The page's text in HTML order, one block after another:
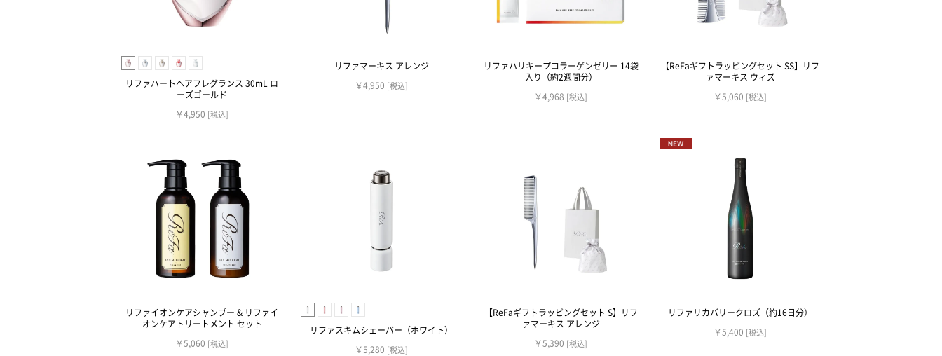
リファハートヘアフレグランス 30mL ロ
ーズゴールド
￥4,950 [税込]
リファマーキス アレンジ
￥4,950 [税込]
リファハリキープコラーゲンゼリー 14袋
入り（約2週間分）
￥4,968 [税込]
【ReFaギフトラッピングセット SS】リフ
ァマーキス ウィズ
￥5,060 [税込]
リファイオンケアシャンプー & リファイ
オンケアトリートメント セット
￥5,060 [税込]
リファスキムシェーバー（ホワイト）
￥5,280 [税込]
【ReFaギフトラッピングセット S】リフ
ァマーキス アレンジ
￥5,390 [税込]
リファリカバリークロズ（約16日分）
￥5,400 [税込]